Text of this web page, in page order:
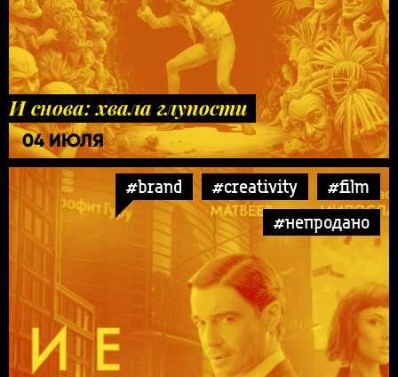
И снова: хвала глупости
04 ИЮЛЯ
#brand #creativity
#film
#непродано